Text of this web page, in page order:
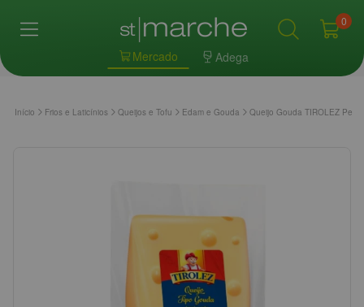
Mercado Adega
0
Início Frios e Laticínios Queijos e Tofu Edam e Gouda Queijo Gouda TIROLEZ